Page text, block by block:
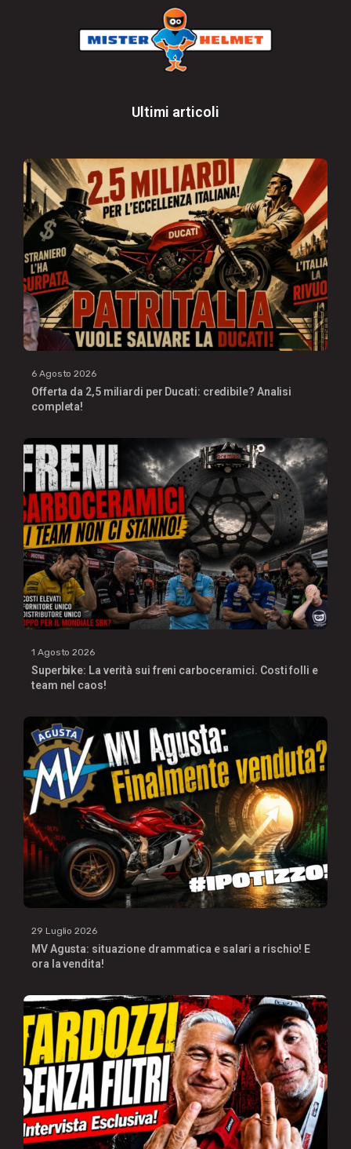
Ultimi articoli
6 Agosto 2026
Offerta da 2,5 miliardi per Ducati: credibile? Analisi
completa!
1 Agosto 2026
Superbike: La verità sui freni carboceramici. Costi folli e
team nel caos!
29 Luglio 2026
MV Agusta: situazione drammatica e salari a rischio! E
ora la vendita!